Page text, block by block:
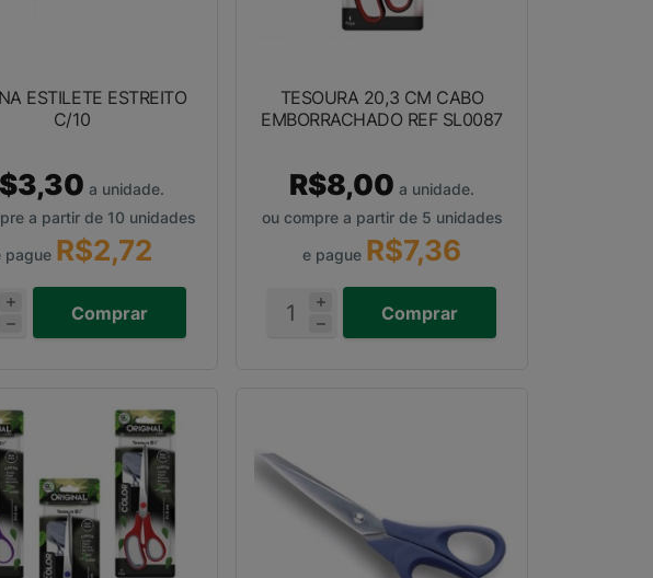
ESTILETE ESTREITO
C/10
a unidade.
a partir de 10 unidades
pague R$2,72
Comprar
TESOURA 20,3 CM CABO
EMBORRACHADO REF SL0087
R$8,00 a unidade.
ou compre a partir de 5 unidades
e pague R$7,36
Comprar